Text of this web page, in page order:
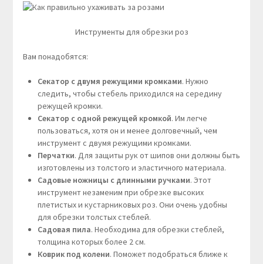
Инструменты для обрезки роз
Вам понадобятся:
Секатор с двумя режущими кромками. Нужно
следить, чтобы стебель приходился на середину
режущей кромки.
Секатор с одной режущей кромкой. Им легче
пользоваться, хотя он и менее долговечный, чем
инструмент с двумя режущими кромками.
Перчатки. Для защиты рук от шипов они должны быть
изготовлены из толстого и эластичного материала.
Садовые ножницы с длинными ручками. Этот
инструмент незаменим при обрезке высоких
плетистых и кустарниковых роз. Они очень удобны
для обрезки толстых стеблей.
Садовая пила. Необходима для обрезки стеблей,
толщина которых более 2 см.
Коврик под колени. Поможет подобраться ближе к